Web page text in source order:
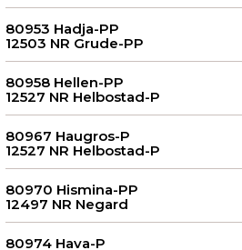
80953 Hadja-PP
12503 NR Grude-PP
80958 Hellen-PP
12527 NR Helbostad-P
80967 Haugros-P
12527 NR Helbostad-P
80970 Hismina-PP
12497 NR Negard
80974 Hava-P